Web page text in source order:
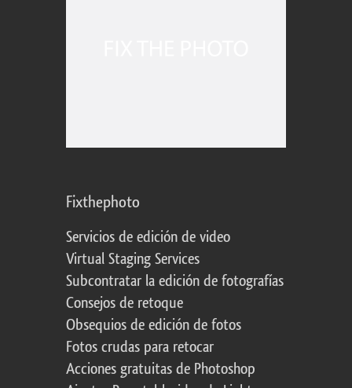
Fixthephoto
Servicios de edición de video
Virtual Staging Services
Subcontratar la edición de fotografías
Consejos de retoque
Obsequios de edición de fotos
Fotos crudas para retocar
Acciones gratuitas de Photoshop